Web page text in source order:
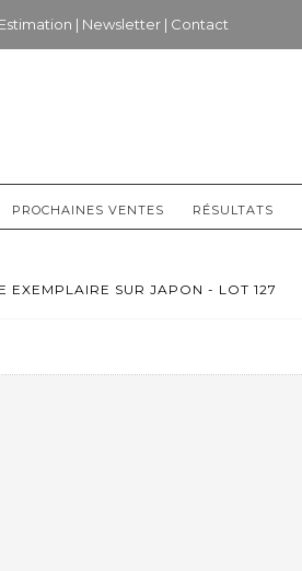
Estimation | Newsletter | Contact
PROCHAINES VENTES RÉSULTATS
EXEMPLAIRE SUR JAPON - LOT 127